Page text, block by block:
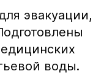
эвакуации,
воды.